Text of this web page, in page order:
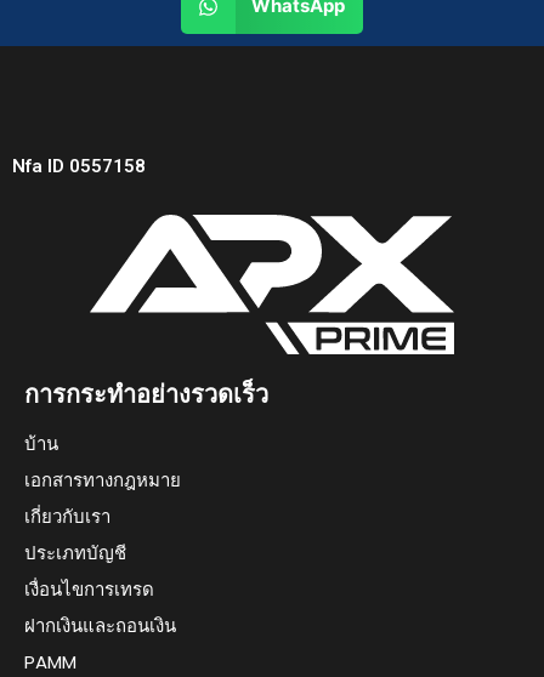
WhatsApp
Nfa ID 0557158
การกระทำอย่างรวดเร็ว
บ้าน
เอกสารทางกฎหมาย
เกี่ยวกับเรา
ประเภทบัญชี
เงื่อนไขการเทรด
ฝากเงินและถอนเงิน
PAMM